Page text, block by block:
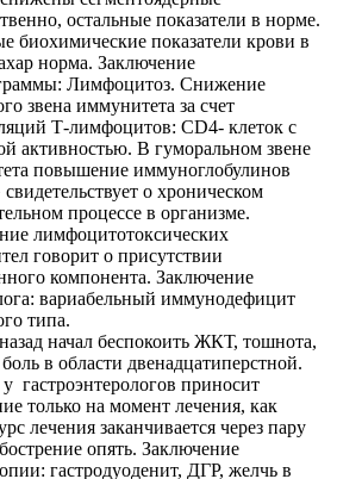
остальные показатели в норме.
биохимические показатели крови в
норма. Заключение
Лимфоцитоз. Снижение
звена иммунитета за счет
Т-лимфоцитов: СD4- клеток с
активностью. В гуморальном звене
повышение иммуноглобулинов
свидетельствует о хроническом
процессе в организме.
лимфоцитотоксических
говорит о присутствии
компонента. Заключение
вариабельный иммунодефицит
типа.
начал беспокоить ЖКТ, тошнота,
в области двенадцатиперстной.
гастроэнтерологов приносит
только на момент лечения, как
лечения заканчивается через пару
опять. Заключение
гастродуоденит, ДГР, желчь в